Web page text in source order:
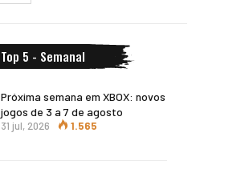
Top 5 - Semanal
Próxima semana em XBOX: novos
jogos de 3 a 7 de agosto
31 jul, 2026 1.565